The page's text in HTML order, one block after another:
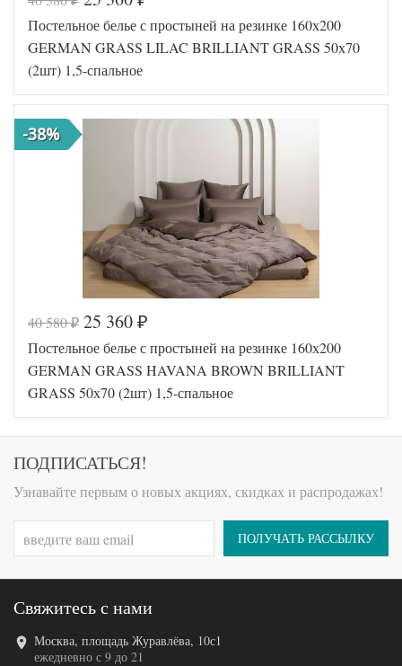
Код товара
562-160
Артикул
GG-26165
0
Ткань
Сатин
Размер
пододеяльника
Размер
простыни
160х200
German
Grass
(Австрия)
Код товара
561-939
Артикул
GG-12165
0
Ткань
Сатин
Размер
пододеяльника
Размер
простыни
160х200
резинке)
наволочек
(2шт)
(Австрия)
Постельное белье с простыней на резинке 160х200
GERMAN GRASS LILAC BRILLIANT GRASS 50х70
(2шт) 1,5-спальное
-38%
Код товара
562-104
40 580₽ 25 360 ₽
Постельное белье с простыней на резинке 160х200
GERMAN GRASS HAVANA BROWN BRILLIANT
GRASS 50х70 (2шт) 1,5-спальное
ПОДПИСАТЬСЯ!
Узнавайте первым о новых акциях, скидках и распродажах!
ПОЛУЧАТЬ РАССЫЛКУ
Свяжитесь с нами
Москва, площадь Журавлёва, 10с1
ежедневно с 9 до 21